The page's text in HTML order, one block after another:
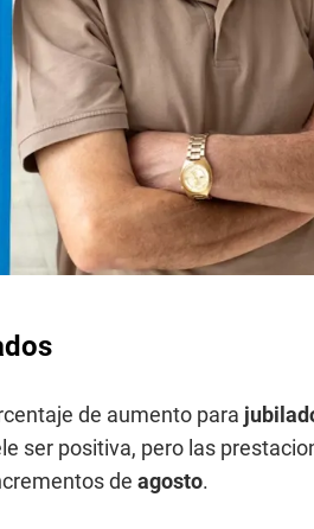
de aumento para
ser positiva, pero las
de agosto.